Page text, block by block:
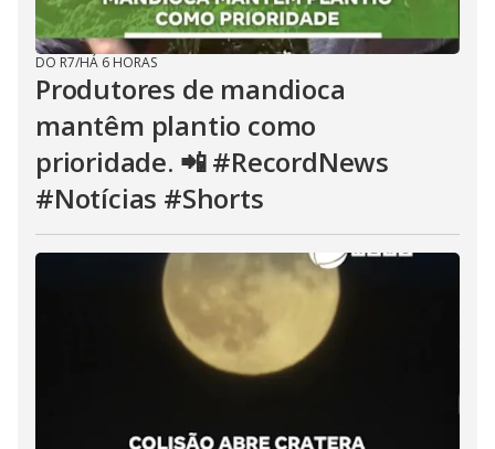
DO R7/HÁ 6 HORAS
Produtores de mandioca
mantêm plantio como
prioridade. 📲 #RecordNews
#Notícias #Shorts